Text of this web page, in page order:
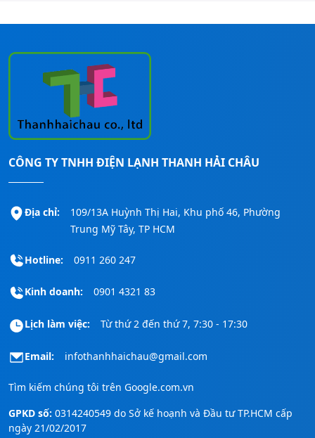
CÔNG TY TNHH ĐIỆN LẠNH THANH HẢI CHÂU
Địa chỉ:
109/13A Huỳnh Thị Hai, Khu phố 46, Phường
Trung Mỹ Tây, TP HCM
Hotline: 0911 260 247
Kinh doanh: 0901 4321 83
Lịch làm việc: Từ thứ 2 đến thứ 7, 7:30 - 17:30
Email: infothanhhaichau@gmail.com
Tìm kiếm chúng tôi trên Google.com.vn
GPKD số: 0314240549 do Sở kế hoạnh và Đầu tư TP.HCM cấp
ngày 21/02/2017